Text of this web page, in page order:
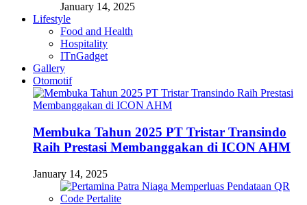
January 14, 2025
Lifestyle
Food and Health
Hospitality
ITnGadget
Gallery
Otomotif
Membuka Tahun 2025 PT Tristar Transindo
Raih Prestasi Membanggakan di ICON AHM
January 14, 2025